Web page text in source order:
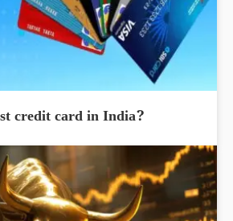
credit card in India?